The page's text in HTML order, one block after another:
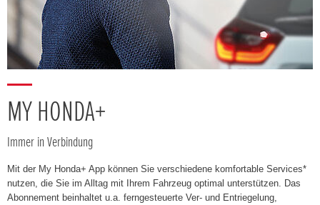
MY HONDA+
Immer in Verbindung
Mit der My Honda+ App können Sie verschiedene komfortable Services*
nutzen, die Sie im Alltag mit Ihrem Fahrzeug optimal unterstützen. Das
Abonnement beinhaltet u.a. ferngesteuerte Ver- und Entriegelung,